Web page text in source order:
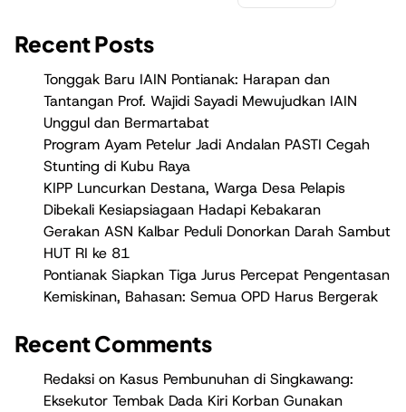
Recent Posts
Tonggak Baru IAIN Pontianak: Harapan dan
Tantangan Prof. Wajidi Sayadi Mewujudkan IAIN
Unggul dan Bermartabat
Program Ayam Petelur Jadi Andalan PASTI Cegah
Stunting di Kubu Raya
KIPP Luncurkan Destana, Warga Desa Pelapis
Dibekali Kesiapsiagaan Hadapi Kebakaran
Gerakan ASN Kalbar Peduli Donorkan Darah Sambut
HUT RI ke 81
Pontianak Siapkan Tiga Jurus Percepat Pengentasan
Kemiskinan, Bahasan: Semua OPD Harus Bergerak
Recent Comments
Redaksi on Kasus Pembunuhan di Singkawang:
Eksekutor Tembak Dada Kiri Korban Gunakan